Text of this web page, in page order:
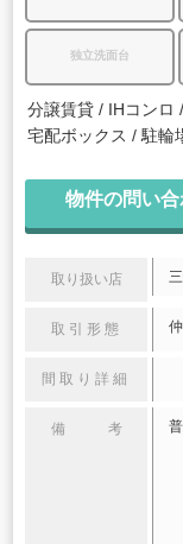
独立洗面台
分譲賃貸 IHコンロ
宅配ボックス
駐輪
物件の問い合
取り扱い店
取引形態
間取り詳細
備 考